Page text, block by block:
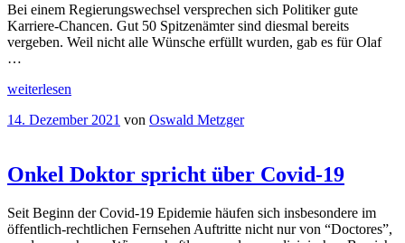
Bei einem Regierungswechsel versprechen sich Politiker gute
Karriere-Chancen. Gut 50 Spitzenämter sind diesmal bereits
vergeben. Weil nicht alle Wünsche erfüllt wurden, gab es für Olaf
…
„OrdnungsPolitiker
Selbstversorgungstrieb
politische
Berlin“
weiterlesen
Veröffentlicht
14. Dezember 2021 von Oswald Metzger
Onkel Doktor spricht über Covid-19
Seit Beginn der Covid-19 Epidemie häufen sich insbesondere im
öffentlich-rechtlichen Fernsehen Auftritte nicht nur von “Doctores”,